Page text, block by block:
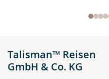
Talisman™ Reisen
GmbH & Co. KG